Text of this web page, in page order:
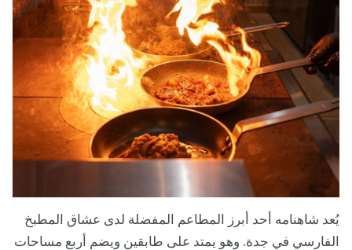
يُعد شاهنامه أحد أبرز المطاعم المفضلة لدى عشاق المطبخ
الفارسي في جدة. وهو يمتد على طابقين ويضم أربع مساحات